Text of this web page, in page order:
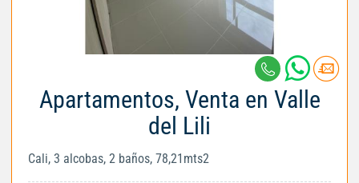
Apartamentos, Venta en Valle
del Lili
Cali, 3 alcobas, 2 baños, 78,21mts2